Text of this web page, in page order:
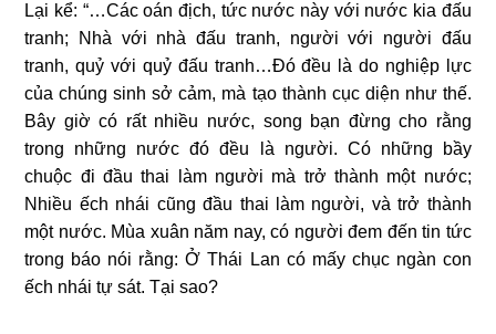
Lại kể: “…Các oán địch, tức nước này với nước kia đấu
tranh; Nhà với nhà đấu tranh, người với người đấu
tranh, quỷ với quỷ đấu tranh…Đó đều là do nghiệp lực
của chúng sinh sở cảm, mà tạo thành cục diện như thế.
Bây giờ có rất nhiều nước, song bạn đừng cho rằng
trong những nước đó đều là người. Có những bầy
chuộc đi đầu thai làm người mà trở thành một nước;
Nhiều ếch nhái cũng đầu thai làm người, và trở thành
một nước. Mùa xuân năm nay, có người đem đến tin tức
trong báo nói rằng: Ở Thái Lan có mấy chục ngàn con
ếch nhái tự sát. Tại sao?